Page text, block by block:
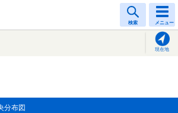
検索 メニュー
現在地
分布図